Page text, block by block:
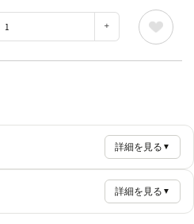
詳細を見る ▼
詳細を見る ▼